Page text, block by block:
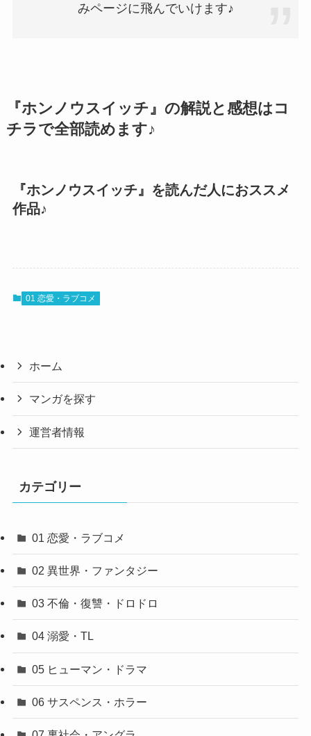
みページに飛んでいけます♪
『ホンノウスイッチ』の解説と感想はコ
チラで全部読めます♪
『ホンノウスイッチ』を読んだ人におススメ
作品♪
01 恋愛・ラブコメ
ホーム
マンガを探す
運営者情報
カテゴリー
01 恋愛・ラブコメ
02 異世界・ファンタジー
03 不倫・復讐・ドロドロ
04 溺愛・TL
05 ヒューマン・ドラマ
06 サスペンス・ホラー